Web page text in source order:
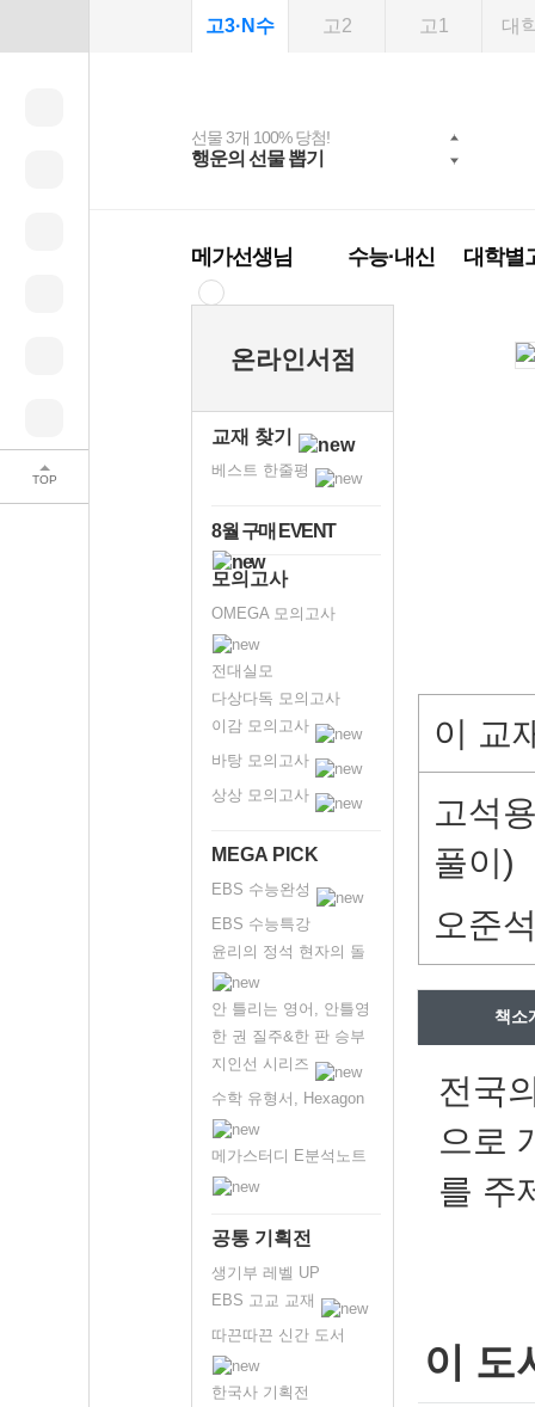
TOP
고3·N수 고2 고1 대
선물 3개 100% 당첨!
행운의 선물 뽑기
선물 100% 증정!
메가스터디 X 올리
여름방학 스터디 캐시
백
2027 러셀 단과
강사 공개선발
스마트러닝앱
설문 EVENT
메가패스
3일 무료 체험권
메가패스 수강생 무료
혜택!
사회공헌 캠페인
희망이룸 메가나눔
메가선생님 수능·내신 대학별
온라인서점
교재 찾기
베스트 한줄평
8월 구매 EVENT
모의고사
OMEGA 모의고사
전대실모
다상다독 모의고사
이감 모의고사
바탕 모의고사
상상 모의고사
MEGA PICK
EBS 수능완성
EBS 수능특강
윤리의 정석 현자의 돌
안 틀리는 영어, 안틀영
한 권 질주&한 판 승부
지인선 시리즈
수학 유형서, Hexagon
메가스터디 E분석노트
공통 기획전
생기부 레벨 UP
EBS 고교 교재
따끈따끈 신간 도서
한국사 기획전
이 교
고석
풀이)
오준
책소
전국
으로
를 주
이 도